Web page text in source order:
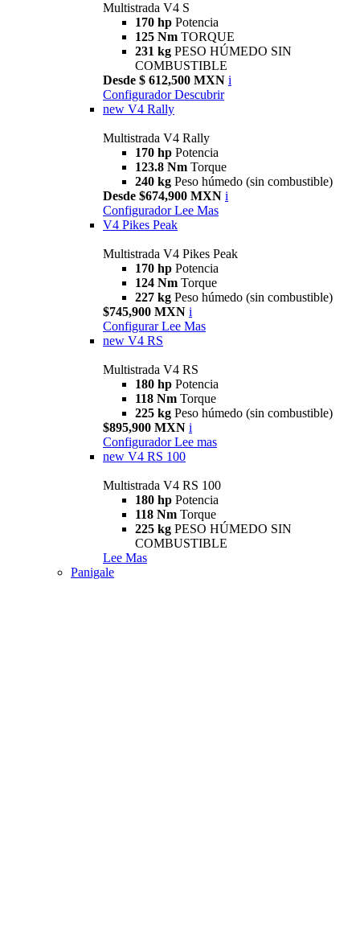
Multistrada V4 S
170 hp Potencia
125 Nm TORQUE
231 kg PESO HÚMEDO SIN
COMBUSTIBLE
Desde $ 612,500 MXN i
Configurador Descubrir
new V4 Rally
Multistrada V4 Rally
170 hp Potencia
123.8 Nm Torque
240 kg Peso húmedo (sin combustible)
Desde $674,900 MXN i
Configurador Lee Mas
V4 Pikes Peak
Multistrada V4 Pikes Peak
170 hp Potencia
124 Nm Torque
227 kg Peso húmedo (sin combustible)
$745,900 MXN i
Configurar Lee Mas
new V4 RS
Multistrada V4 RS
180 hp Potencia
118 Nm Torque
225 kg Peso húmedo (sin combustible)
$895,900 MXN i
Configurador Lee mas
new V4 RS 100
Multistrada V4 RS 100
180 hp Potencia
118 Nm Torque
225 kg PESO HÚMEDO SIN
COMBUSTIBLE
Lee Mas
Panigale